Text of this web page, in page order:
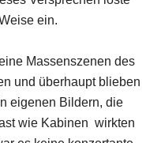
ein.
Massenszenen des
und überhaupt blieben
eigenen Bildern, die
wie Kabinen wirkten